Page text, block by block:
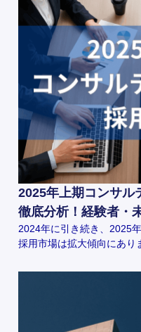
2025年上期コンサル
徹底分析！経験者・
2024年に引き続き、2025
採用市場は拡大傾向にあ